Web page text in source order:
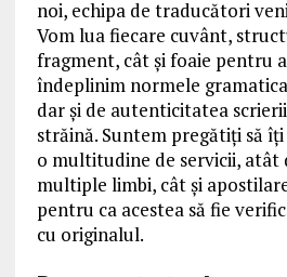
noi, echipa de traducători
Vom lua fiecare cuvânt,
fragment, cât și foaie pentru
îndeplinim normele
dar și de autenticitatea
străină. Suntem pregătiți să
o multitudine de servicii, atât
multiple limbi, cât și
pentru ca acestea să fie
cu originalul.